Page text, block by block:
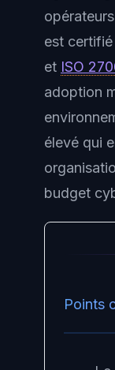
est certifié
et ISO
adoption
élevé qui
budget
Points